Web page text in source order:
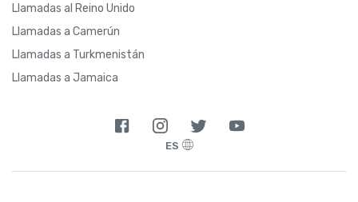
Llamadas al Reino Unido
Llamadas a Camerún
Llamadas a Turkmenistán
Llamadas a Jamaica
ES